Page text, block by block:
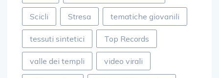
Scicli Stresa tematiche giovanili
tessuti sintetici Top Records
valle dei templi video virali